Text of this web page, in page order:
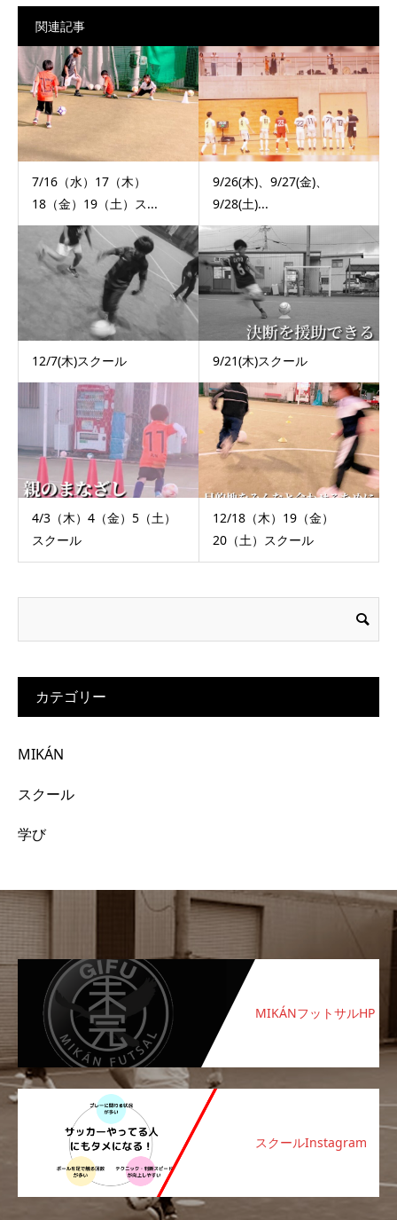
関連記事
7/16（水）17（木）
18（金）19（土）ス...
9/26(木)、9/27(金)、
9/28(土)...
12/7(木)スクール 9/21(木)スクール
4/3（木）4（金）5（土）
スクール
12/18（木）19（金）
20（土）スクール
カテゴリー
MIKÁN
スクール
学び
MIKÁNフットサルHP
スクールInstagram